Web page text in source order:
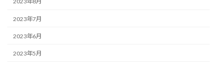
2023年7月
2023年6月
2023年5月